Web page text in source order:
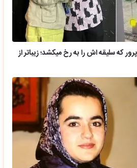
که سلیقه اش را به رخ میکشد؛ زیباتر از